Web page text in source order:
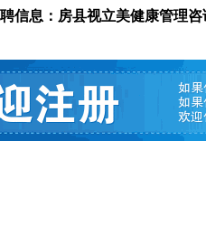
信息：房县视立美健康管理